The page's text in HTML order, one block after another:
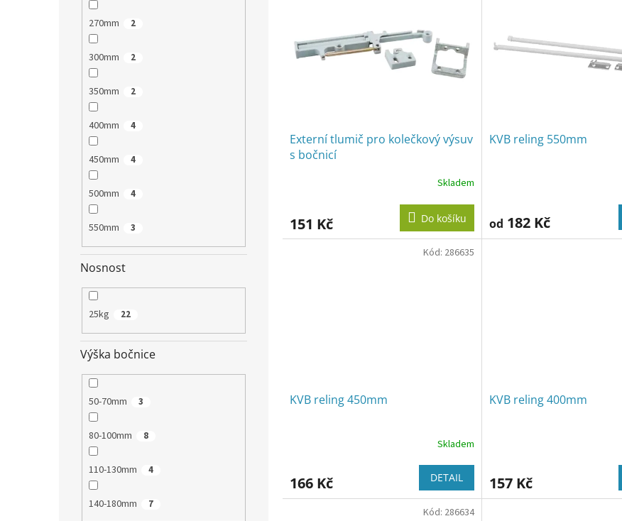
270mm 2
300mm 2
350mm 2
400mm 4
450mm 4
500mm 4
550mm 3
Nosnost
25kg 22
Výška bočnice
50-70mm 3
80-100mm 8
110-130mm 4
140-180mm 7
Externí tlumič pro kolečkový výsuv
s bočnicí
Skladem
151 Kč Do košíku
KVB reling 550mm
od 182 Kč
KVB reling 450mm
Skladem
166 Kč DETAIL
Kód: 286635
KVB reling 400mm
157 Kč
Kód: 286634